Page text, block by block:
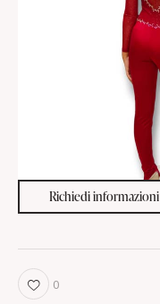
Richiedi informazioni
0